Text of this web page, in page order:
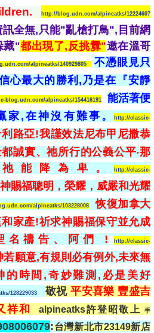
http://blog.udn.com/alpineatks/12224607
全無,只能"亂槍打鳥",目前網
藏"都出現了,反挑釁"邀在溫哥
alpineatks/140929805
不憑眼見只
心最大的勝利,乃是在『安靜
blog.udn.com/alpineatks/154416191
能活著便
家,在神沒有難事。
http://classic-
利路亞!我謹效法尼布甲尼撒恭
誠實、祂所行的公義公平‧那
能降為卑。
http://classic-
賜福聰明，榮耀，威嚴和光耀
alpineatks/103228008
恢復加拿大
家產!祈求神賜福保守並允成
名禱告、阿們 !
http://classic-
若願意,有規則必有例外,未來無
的時間,奇妙難測,必是美好
128229033 敬祝平安喜樂 豐盛吉
祥和
alpineatks許登昭敬上手
:台灣新北市23149新店